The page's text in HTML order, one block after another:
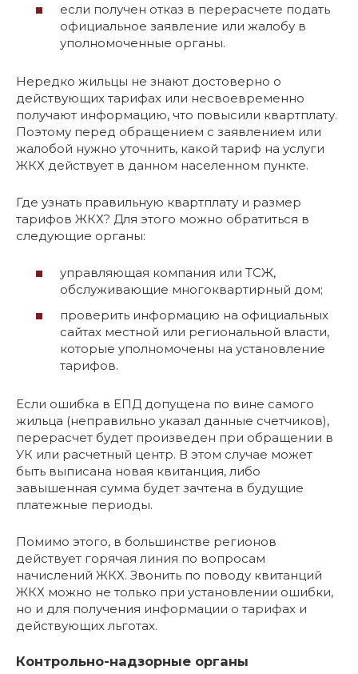
если получен отказ в перерасчете подать
официальное заявление или жалобу в
уполномоченные органы.
Нередко жильцы не знают достоверно о
действующих тарифах или несвоевременно
получают информацию, что повысили квартплату.
Поэтому перед обращением с заявлением или
жалобой нужно уточнить, какой тариф на услуги
ЖКХ действует в данном населенном пункте.
Где узнать правильную квартплату и размер
тарифов ЖКХ? Для этого можно обратиться в
следующие органы:
управляющая компания или ТСЖ,
обслуживающие многоквартирный дом;
проверить информацию на официальных
сайтах местной или региональной власти,
которые уполномочены на установление
тарифов.
Если ошибка в ЕПД допущена по вине самого
жильца (неправильно указал данные счетчиков),
перерасчет будет произведен при обращении в
УК или расчетный центр. В этом случае может
быть выписана новая квитанция, либо
завышенная сумма будет зачтена в будущие
платежные периоды.
Помимо этого, в большинстве регионов
действует горячая линия по вопросам
начислений ЖКХ. Звонить по поводу квитанций
ЖКХ можно не только при установлении ошибки,
но и для получения информации о тарифах и
действующих льготах.
Контрольно-надзорные органы